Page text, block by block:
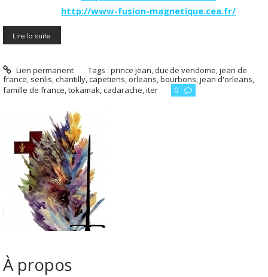
http://www-fusion-magnetique.cea.fr/
Lire la suite
Lien permanent Tags :prince jean, duc de vendome,jean de
france, senlis,chantilly,capetiens, orleans,bourbons,jean d'orleans,
famille de france,tokamak,cadarache,iter 0
À propos